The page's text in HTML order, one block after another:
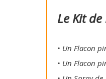
Le Kit
• Un Flacon
• Un Flacon